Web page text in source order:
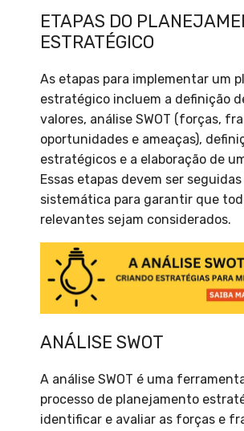
ETAPAS DO
ESTRATÉGICO
As etapas para implementar um
estratégico incluem a definição
valores, análise SWOT (forças,
oportunidades e ameaças),
estratégicos e a elaboração de
Essas etapas devem ser
sistemática para garantir que
relevantes sejam considerados.
ANÁLISE SWOT
A análise SWOT é uma
processo de planejamento
identificar e avaliar as forças e